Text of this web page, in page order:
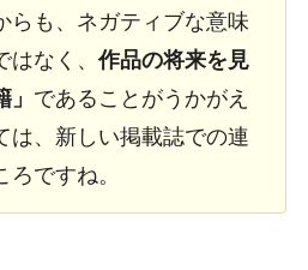
らも、ネガティブな意味
なく、 作品の将来を見
であることがうかがえ
は、新しい掲載誌での連
ですね。